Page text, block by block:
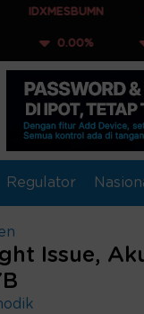
IDXQ30
0.00%
Regulator
Issue,